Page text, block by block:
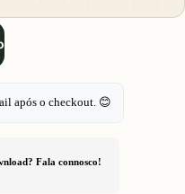
após o checkout. 😊
Fala connosco!